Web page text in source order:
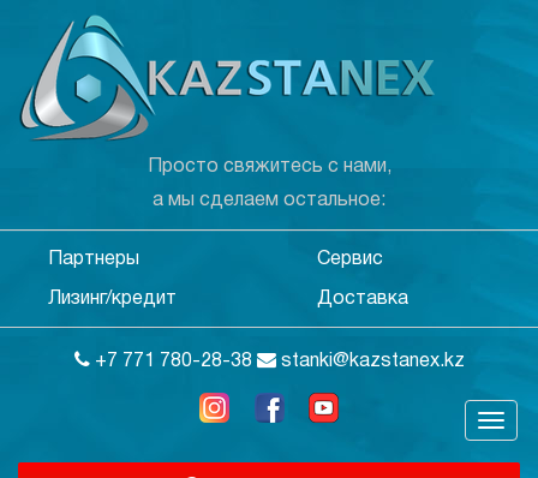
Просто свяжитесь с нами,
а мы сделаем остальное:
Партнеры Сервис
Лизинг/кредит Доставка
+7 771 780-28-38 stanki@kazstanex.kz